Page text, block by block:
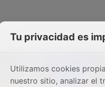
Tu privacidad es
Utilizamos cookies
nuestro sitio, analizar el